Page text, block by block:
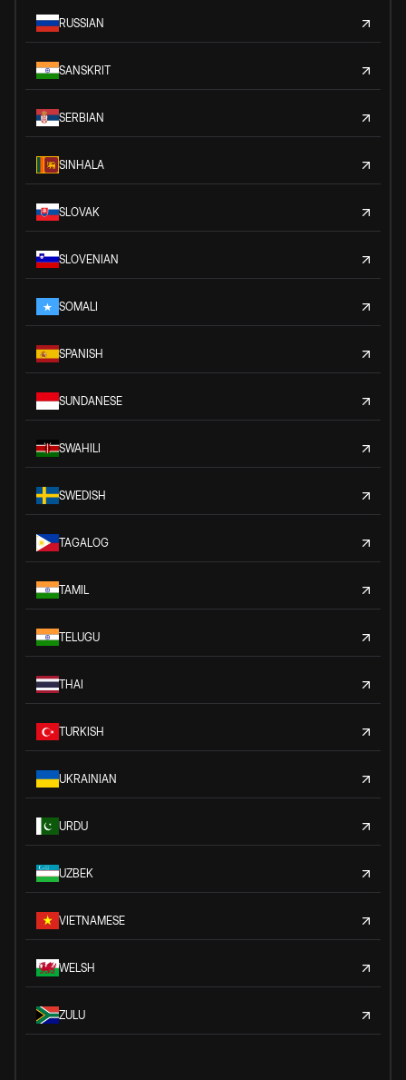
RUSSIAN
SANSKRIT
SERBIAN
SINHALA
SLOVAK
SLOVENIAN
SOMALI
SPANISH
SUNDANESE
SWAHILI
SWEDISH
TAGALOG
TAMIL
TELUGU
THAI
TURKISH
UKRAINIAN
URDU
UZBEK
VIETNAMESE
WELSH
ZULU